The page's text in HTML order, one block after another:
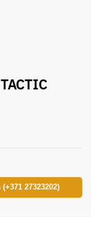
27323202)